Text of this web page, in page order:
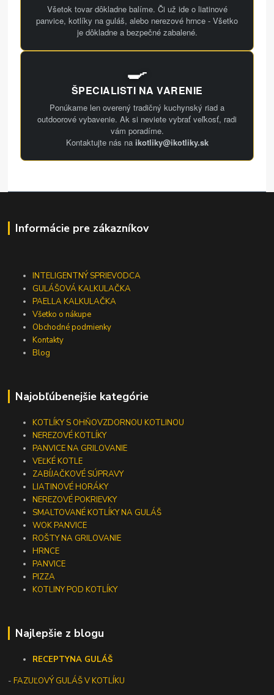
Všetok tovar dôkladne balíme. Či už ide o liatinové
panvice, kotlíky na guláš, alebo nerezové hrnce - Všetko
je dôkladne a bezpečné zabalené.
🍳
ŠPECIALISTI NA VARENIE
Ponúkame len overený tradičný kuchynský riad a
outdoorové vybavenie. Ak si neviete vybrať veľkosť, radi
vám poradíme.
Kontaktujte nás na ikotliky@ikotliky.sk
Informácie pre zákazníkov
INTELIGENTNÝ SPRIEVODCA
GULÁŠOVÁ KALKULAČKA
PAELLA KALKULAČKA
Všetko o nákupe
Obchodné podmienky
Kontakty
Blog
Najobľúbenejšie kategórie
KOTLÍKY S OHŇOVZDORNOU KOTLINOU
NEREZOVÉ KOTLÍKY
PANVICE NA GRILOVANIE
VEĽKÉ KOTLE
ZABÍJAČKOVÉ SÚPRAVY
LIATINOVÉ HORÁKY
NEREZOVÉ POKRIEVKY
SMALTOVANÉ KOTLÍKY NA GULÁŠ
WOK PANVICE
ROŠTY NA GRILOVANIE
HRNCE
PANVICE
PIZZA
KOTLINY POD KOTLÍKY
Najlepšie z blogu
RECEPTYNA GULÁŠ
-FAZUĽOVÝ GULÁŠ V KOTLÍKU